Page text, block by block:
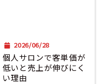
2026/06/28
個人サロンで客単価が
低いと売上が伸びにく
い理由